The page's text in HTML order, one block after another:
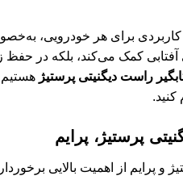
کاربردی برای هر خودرویی،
آفتابی کمک می‌کند، بلکه در
راست دیگنیتی پرستیژ هستیم
پرستیژ، پرایم
و پرایم از اهمیت بالایی